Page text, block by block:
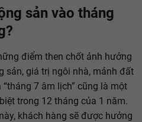
sản vào tháng
điểm then chốt ảnh hưởng
sản, giá trị ngôi nhà, mảnh đất
7 âm lịch” cũng là một
trong 12 tháng của 1 năm.
khách hàng sẽ được hưởng